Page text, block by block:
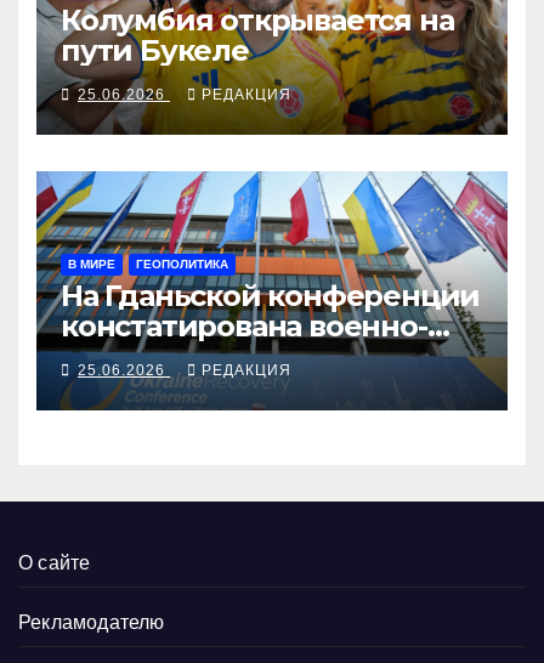
Колумбия открывается на
пути Букеле
25.06.2026 РЕДАКЦИЯ
В МИРЕ ГЕОПОЛИТИКА
На Гданьской конференции
констатирована военно-
промышленная
интеграция Украины и
Европы
25.06.2026 РЕДАКЦИЯ
О сайте
Рекламодателю